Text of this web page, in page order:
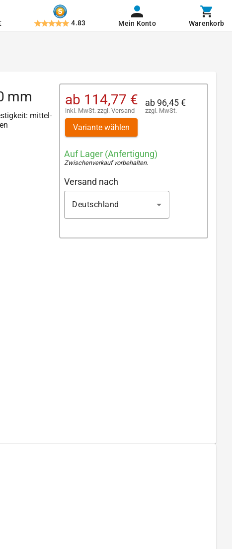
4.83 Mein Konto Warenkorb
mm
mittel-
ab 114,77 €
inkl. MwSt. zzgl. Versand
ab 96,45 €
zzgl. MwSt.
Variante wählen
Auf Lager (Anfertigung)
Zwischenverkauf vorbehalten.
Versand nach
Deutschland